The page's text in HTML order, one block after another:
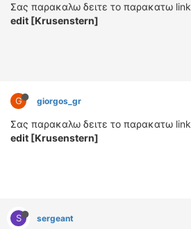
Σας παρακαλω δειτε το παρακατω link
edit [Krusenstern]
G giorgos_gr
Σας παρακαλω δειτε το παρακατω link
edit [Krusenstern]
S sergeant
ΑΓΩΝΕΣ
ΛΕΞΙΚΟ
ΠΕΡΙΒΑΛΛΟΝ
FORMULA 1